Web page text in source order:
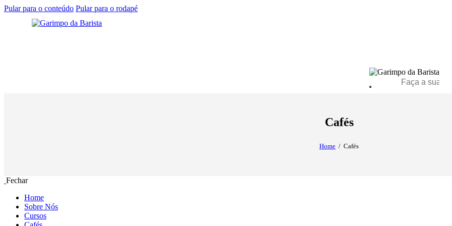
Pular para o conteúdo Pular para o rodapé
Cafés
Home Cafés
Fechar
Home
Sobre Nós
Cursos